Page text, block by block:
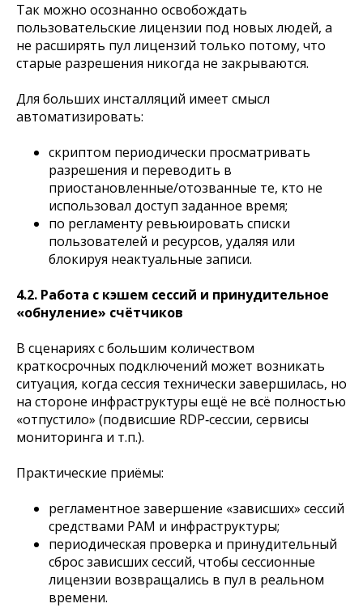
Так можно осознанно освобождать
пользовательские лицензии под новых людей, а
не расширять пул лицензий только потому, что
старые разрешения никогда не закрываются.
Для больших инсталляций имеет смысл
автоматизировать:
скриптом периодически просматривать
разрешения и переводить в
приостановленные/отозванные те, кто не
использовал доступ заданное время;
по регламенту ревьюировать списки
пользователей и ресурсов, удаляя или
блокируя неактуальные записи.
4.2. Работа с кэшем сессий и принудительное
«обнуление» счётчиков
В сценариях с большим количеством
краткосрочных подключений может возникать
ситуация, когда сессия технически завершилась, но
на стороне инфраструктуры ещё не всё полностью
«отпустило» (подвисшие RDP‑сессии, сервисы
мониторинга и т.п.).
Практические приёмы:
регламентное завершение «зависших» сессий
средствами PAM и инфраструктуры;
периодическая проверка и принудительный
сброс зависших сессий, чтобы сессионные
лицензии возвращались в пул в реальном
времени.